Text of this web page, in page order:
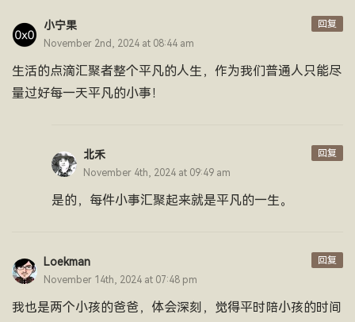
小宁果
November 2nd, 2024 at 08:44 am
生活的点滴汇聚者整个平凡的人生，作为我们普通人只能尽
量过好每一天平凡的小事！
回复
北禾
November 4th, 2024 at 09:49 am
是的，每件小事汇聚起来就是平凡的一生。
回复
Loekman
November 14th, 2024 at 07:48 pm
我也是两个小孩的爸爸，体会深刻，觉得平时陪小孩的时间
回复